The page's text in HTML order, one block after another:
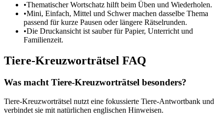
•Thematischer Wortschatz hilft beim Üben und Wiederholen.
•Mini, Einfach, Mittel und Schwer machen dasselbe Thema
passend für kurze Pausen oder längere Rätselrunden.
•Die Druckansicht ist sauber für Papier, Unterricht und
Familienzeit.
Tiere-Kreuzworträtsel FAQ
Was macht Tiere-Kreuzworträtsel besonders?
Tiere-Kreuzworträtsel nutzt eine fokussierte Tiere-Antwortbank und
verbindet sie mit natürlichen englischen Hinweisen.